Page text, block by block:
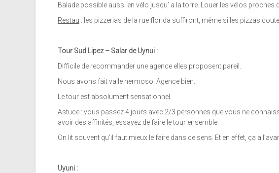
Balade possible aussi en vélo jusqu’ a la torre. Louer les vélos proches
Restau : les pizzerias de la rue florida suffiront, même si les pizzas
Tour Sud Lipez – Salar de Uynui :
Difficile de recommander une agence elles proposent pareil.
Nous avons fait valle hermoso. Agence bien.
Le tour est absolument sensationnel.
Astuce : vous passez 4 jours avec 2/3 personnes que vous ne
avoir des affinités, essayez de faire le tour ensemble.
On lit souvent qu’il faut mieux le faire dans ce sens. Et en effet, ça a
Uyuni :